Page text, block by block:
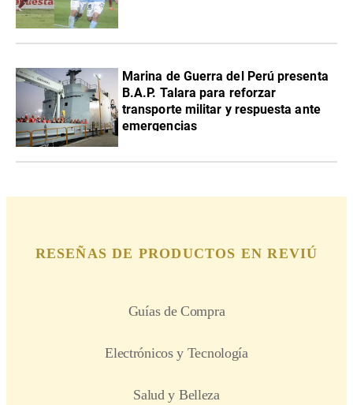
Marina de Guerra del Perú presenta
B.A.P. Talara para reforzar
transporte militar y respuesta ante
emergencias